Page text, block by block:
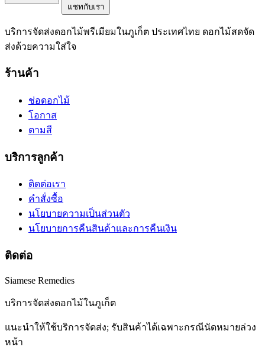
แชทกับเรา
บริการจัดส่งดอกไม้พรีเมียมในภูเก็ต ประเทศไทย ดอกไม้สดจัด
ส่งด้วยความใส่ใจ
ร้านค้า
ช่อดอกไม้
โอกาส
ตามสี
บริการลูกค้า
ติดต่อเรา
คำสั่งซื้อ
นโยบายความเป็นส่วนตัว
นโยบายการคืนสินค้าและการคืนเงิน
ติดต่อ
Siamese Remedies
บริการจัดส่งดอกไม้ในภูเก็ต
แนะนำให้ใช้บริการจัดส่ง; รับสินค้าได้เฉพาะกรณีนัดหมายล่วง
หน้า